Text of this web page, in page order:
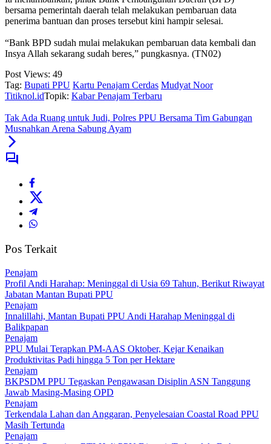
bersama pemerintah daerah telah melakukan pembaruan data
penerima bantuan dan proses tersebut kini hampir selesai.
‎“Bank BPD sudah mulai melakukan pembaruan data kembali dan
Insya Allah sekarang sudah beres,” pungkasnya. (TN02)
Post Views: 49
Tag: Bupati PPU Kartu Penajam Cerdas Mudyat Noor
Titiknol.idTopik: Kabar Penajam Terbaru
Tak Ada Ruang untuk Judi, Polres PPU Bersama Tim Gabungan
Musnahkan Arena Sabung Ayam‎
Pos Terkait
Penajam
Profil Andi Harahap: Meninggal di Usia 69 Tahun, Berikut Riwayat
Jabatan Mantan Bupati PPU
Penajam
Innalillahi, Mantan Bupati PPU Andi Harahap Meninggal di
Balikpapan
Penajam
PPU Mulai Terapkan PM-AAS Oktober, Kejar Kenaikan
Produktivitas Padi hingga 5 Ton per Hektare
Penajam
BKPSDM PPU Tegaskan Pengawasan Disiplin ASN Tanggung
Jawab Masing-Masing OPD
Penajam
Terkendala Lahan dan Anggaran, Penyelesaian Coastal Road PPU
Masih Tertunda
Penajam